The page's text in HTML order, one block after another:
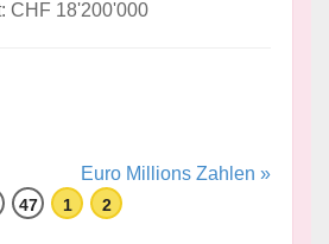
CHF 18'200'000
Euro Millions Zahlen »
47 1 2